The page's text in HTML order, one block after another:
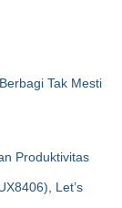
Tak Mesti
Produktivitas
Let’s